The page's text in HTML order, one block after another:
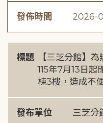
發佈時間 2026-
標題
【三芝分館】
115年7月13日
棟3樓，造成不
發布單位 三芝分